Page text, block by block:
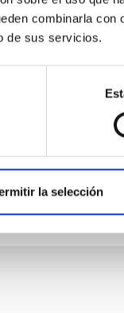
combinarla
de sus servicios.
la selección